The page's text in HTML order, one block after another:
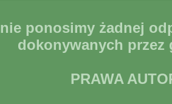
nie ponosimy żadnej
dokonywanych
PRAWA